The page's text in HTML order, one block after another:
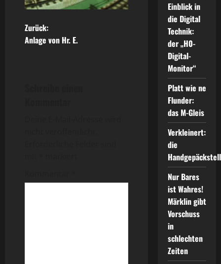
B
Zurück:
Anlage von Hr. E.
Einblick in
die Digital
Technik:
der „H0-
Digital-
Monitor“
Platt wie ne
Flunder:
das M-Gleis
Verkleinert:
die
Nur Bares
ist Wahres!
Märklin gibt
Vorschuss
in
schlechten
Zeiten